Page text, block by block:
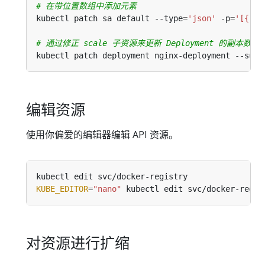
# 在带位置数组中添加元素
kubectl patch sa default --type='json' -p=
# 通过修正 scale 子资源来更新 Deployment 的副本数
kubectl patch deployment nginx-deployment --
编辑资源
使用你偏爱的编辑器编辑 API 资源。
kubectl edit svc/docker-
KUBE_EDITOR="nano" kubectl edit svc/docker-
对资源进行扩缩